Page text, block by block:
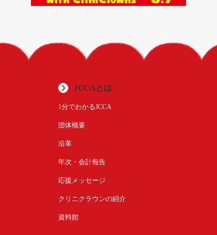
JCCAとは
1分でわかるJCCA
団体概要
沿革
年次・会計報告
応援メッセージ
クリニクラウンの紹介
資料館